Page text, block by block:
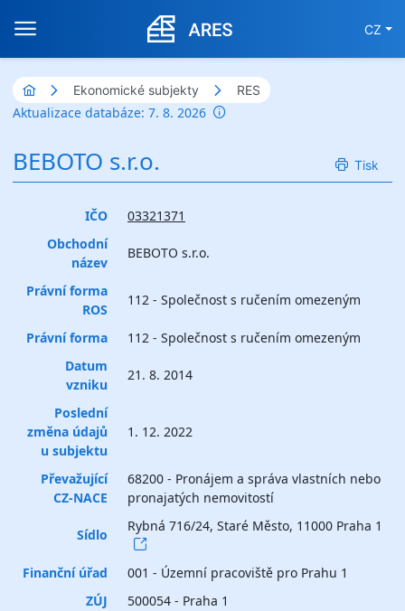
CZ
Ekonomické subjekty RES
Aktualizace databáze: 7. 8. 2026
BEBOTO s.r.o. Tisk
IČO
03321371
Obchodní
název
BEBOTO s.r.o.
Právní forma
ROS
112 - Společnost s ručením omezeným
Právní forma
112 - Společnost s ručením omezeným
Datum
vzniku
21. 8. 2014
Poslední
změna údajů
u subjektu
1. 12. 2022
Převažující
CZ-NACE
68200 - Pronájem a správa vlastních nebo
pronajatých nemovitostí
Sídlo
Rybná 716/24, Staré Město, 11000 Praha 1
Finanční úřad
001 - Územní pracoviště pro Prahu 1
ZÚJ
500054 - Praha 1